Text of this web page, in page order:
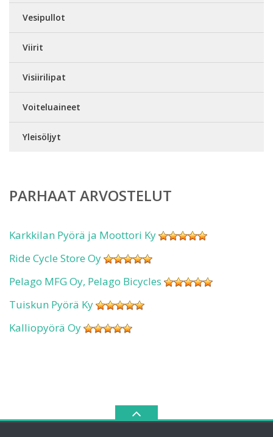
Vesipullot
Viirit
Visiirilipat
Voiteluaineet
Yleisöljyt
PARHAAT ARVOSTELUT
Karkkilan Pyörä ja Moottori Ky
Ride Cycle Store Oy
Pelago MFG Oy, Pelago Bicycles
Tuiskun Pyörä Ky
Kalliopyörä Oy